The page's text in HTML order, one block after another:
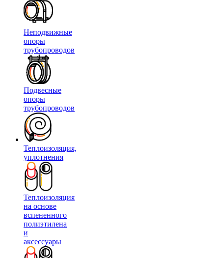
Неподвижные
опоры
трубопроводов
Подвесные
опоры
трубопроводов
Теплоизоляция,
уплотнения
Теплоизоляция
на основе
вспененного
полиэтилена
и
аксессуары